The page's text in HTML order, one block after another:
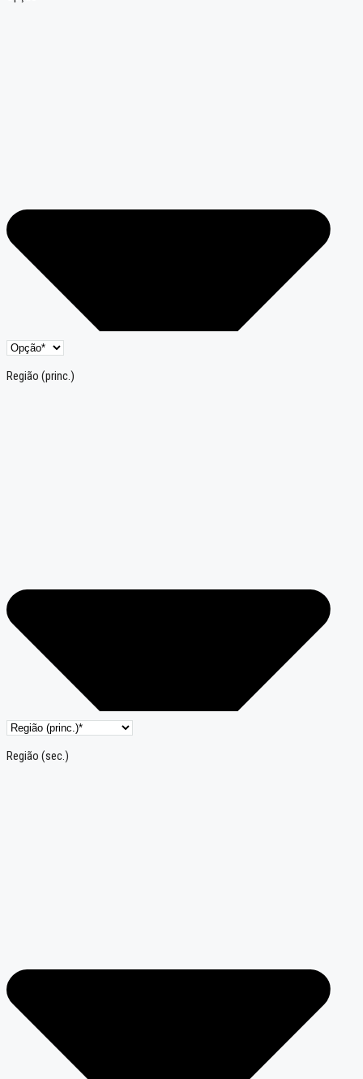
Região (princ.)
Região (sec.)